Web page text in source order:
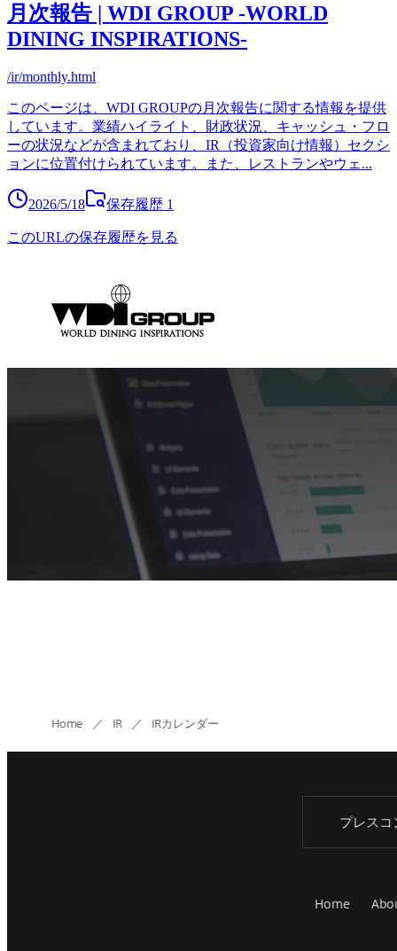
月次報告 | WDI GROUP -WORLD
DINING INSPIRATIONS-
/ir/monthly.html
このページは、WDI GROUPの月次報告に関する情報を提供
しています。業績ハイライト、財政状況、キャッシュ・フロ
ーの状況などが含まれており、IR（投資家向け情報）セクシ
ョンに位置付けられています。また、レストランやウェ ...
2026/5/18 保存履歴 1
このURLの保存履歴を見る